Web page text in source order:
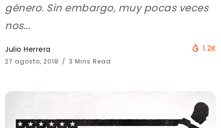
género. Sin embargo, muy pocas veces
nos...
Julio Herrera
27 agosto, 2018 3 Mins Read
1.2K